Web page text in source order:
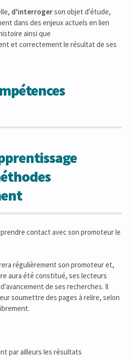
d'interrogerson objet d'étude,
dans des enjeux actuels en lien
ainsi que
et correctement le résultat de ses
contact avec son promoteur le
régulièrement son promoteur et,
aura été constitué, ses lecteurs
de ses recherches. Il
soumettre des pages à relire, selon
par ailleurs les résultats